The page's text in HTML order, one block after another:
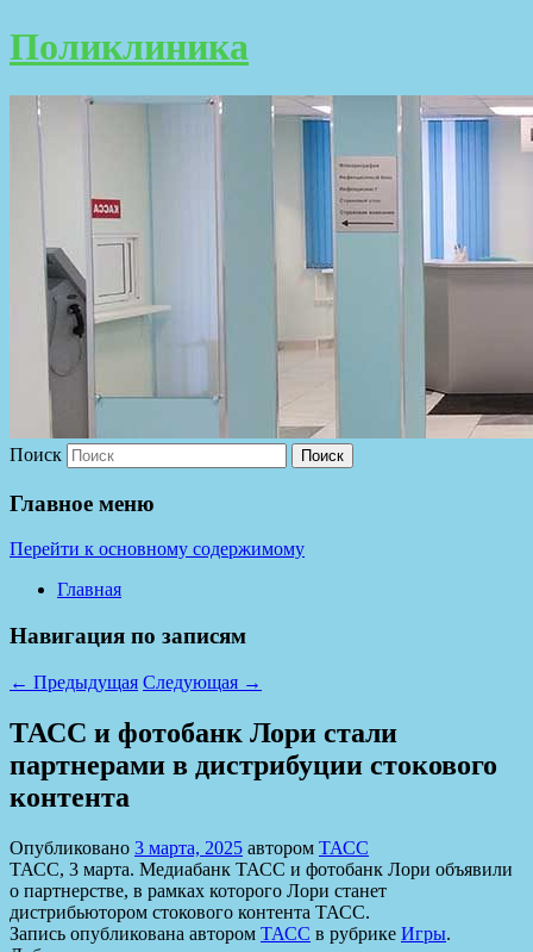
Поликлиника
Поиск
Главное меню
Перейти к основному содержимому
Главная
Навигация по записям
← Предыдущая Следующая →
ТАСС и фотобанк Лори стали
партнерами в дистрибуции стокового
контента
Опубликовано 3 марта, 2025 автором ТАСС
ТАСС, 3 марта. Медиабанк ТАСС и фотобанк Лори объявили
о партнерстве, в рамках которого Лори станет
дистрибьютором стокового контента ТАСС.
Запись опубликована автором ТАСС в рубрике Игры.